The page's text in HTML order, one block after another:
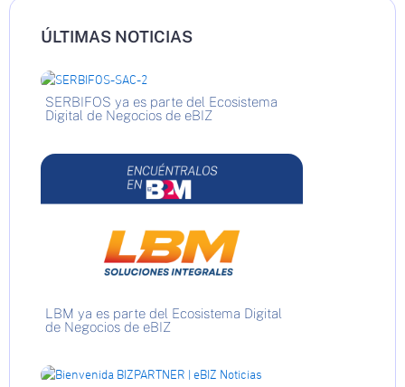
ÚLTIMAS NOTICIAS
SERBIFOS ya es parte del Ecosistema
Digital de Negocios de eBIZ
LBM ya es parte del Ecosistema Digital
de Negocios de eBIZ